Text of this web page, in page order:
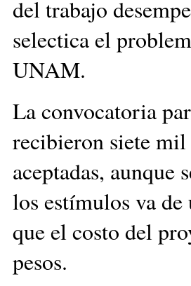
del trabajo
selectica el
UNAM.
La convocatoria
recibieron siete mil
aceptadas,
los estímulos va
que el costo del
pesos.